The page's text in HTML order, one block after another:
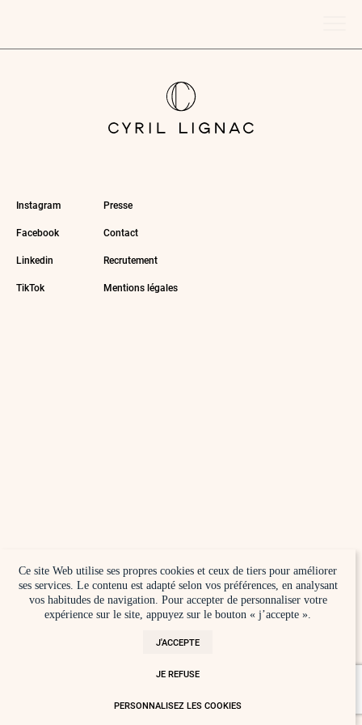
Instagram Presse
Facebook Contact
Linkedin Recrutement
TikTok Mentions légales
Ce site Web utilise ses propres cookies et ceux de tiers pour améliorer
ses services. Le contenu est adapté selon vos préférences, en analysant
vos habitudes de navigation. Pour accepter de personnaliser votre
expérience sur le site, appuyez sur le bouton « j’accepte ».
JE REFUSE
PERSONNALISEZ LES COOKIES
J'ACCEPTE